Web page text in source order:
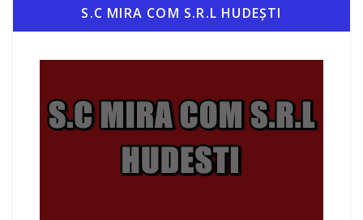
S.C MIRA COM S.R.L HUDEȘTI